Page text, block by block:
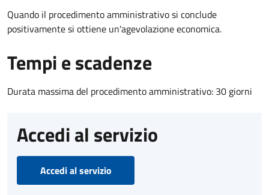
Quando il procedimento amministrativo si conclude
positivamente si ottiene un'agevolazione economica.
Tempi e scadenze
Durata massima del procedimento amministrativo: 30 giorni
Accedi al servizio
Accedi al servizio